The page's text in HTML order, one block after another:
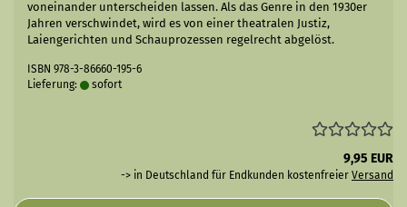
voneinander unterscheiden lassen. Als das Genre in den 1930er
Jahren verschwindet, wird es von einer theatralen Justiz,
Laiengerichten und Schauprozessen regelrecht abgelöst.
ISBN 978-3-86660-195-6
Lieferung:
sofort
9,95 EUR
-> in Deutschland für Endkunden kostenfreier Versand